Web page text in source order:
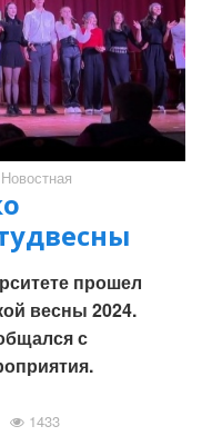
Новостная
прошел
весны 2024.
с
1433